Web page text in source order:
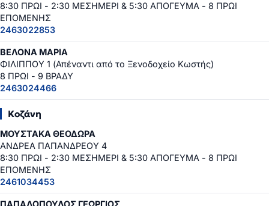
8:30 ΠΡΩΙ - 2:30 ΜΕΣΗΜΕΡΙ & 5:30 ΑΠΟΓΕΥΜΑ - 8 ΠΡΩΙ
ΕΠΟΜΕΝΗΣ
2463022853
ΒΕΛΟΝΑ ΜΑΡΙΑ
ΦΙΛΙΠΠΟΥ 1 (Απέναντι από το Ξενοδοχείο Κωστής)
8 ΠΡΩΙ - 9 ΒΡΑΔΥ
2463024466
Κοζάνη
ΜΟΥΣΤΑΚΑ ΘΕΟΔΩΡΑ
ΑΝΔΡΕΑ ΠΑΠΑΝΔΡΕΟΥ 4
8:30 ΠΡΩΙ - 2:30 ΜΕΣΗΜΕΡΙ & 5:30 ΑΠΟΓΕΥΜΑ - 8 ΠΡΩΙ
ΕΠΟΜΕΝΗΣ
2461034453